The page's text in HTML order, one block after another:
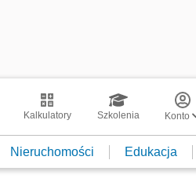
Kalkulatory Szkolenia Konto
Nieruchomości Edukacja